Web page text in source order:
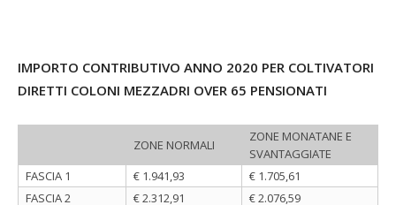
IMPORTO CONTRIBUTIVO ANNO 2020 PER COLTIVATORI
DIRETTI COLONI MEZZADRI OVER 65 PENSIONATI
ZONE NORMALI
ZONE MONATANE E
SVANTAGGIATE
FASCIA 1
€ 1.941,93
€ 1.705,61
FASCIA 2
€ 2.312,91
€ 2.076,59